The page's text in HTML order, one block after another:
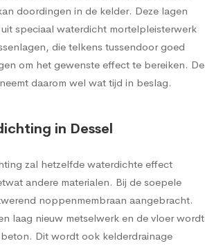
doordingen in de kelder. Deze lagen
speciaal waterdicht mortelpleisterwerk
die telkens tussendoor goed
om het gewenste effect te bereiken. De
daarom wel wat tijd in beslag.
in Dessel
zal hetzelfde waterdichte effect
andere materialen. Bij de soepele
noppenmembraan aangebracht.
laag nieuw metselwerk en de vloer wordt
Dit wordt ook kelderdrainage